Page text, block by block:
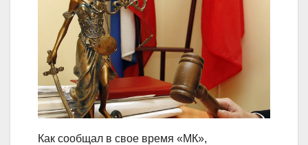
Как сообщал в свое время «МК»,